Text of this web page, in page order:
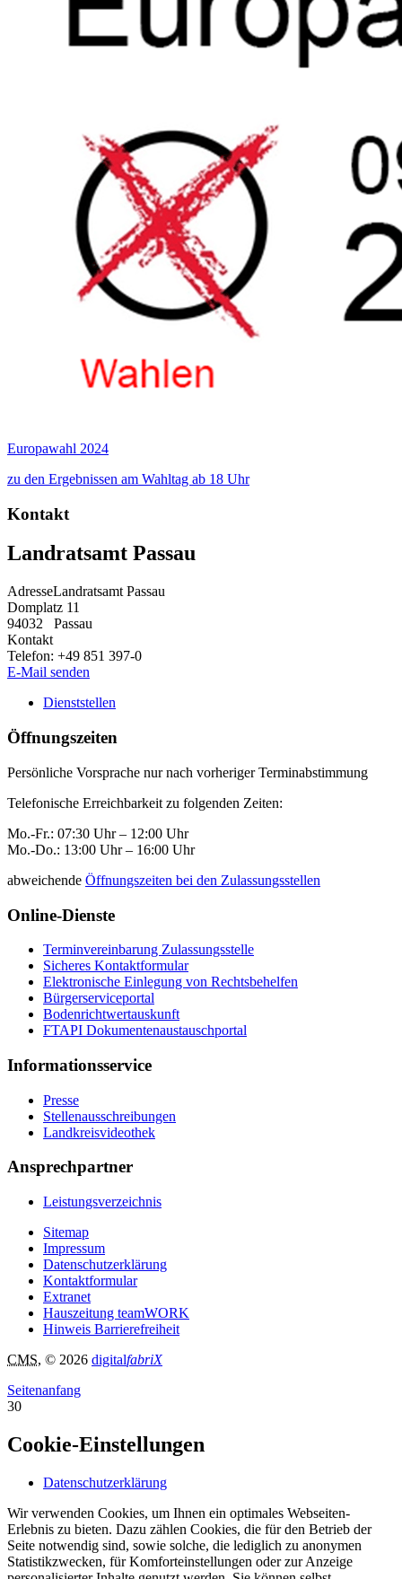
Europawahl 2024
zu den Ergebnissen am Wahltag ab 18 Uhr
Kontakt
Landratsamt Passau
AdresseLandratsamt Passau
Domplatz 11
94032
Passau
Kontakt
Telefon: +49 851 397-0
E-Mail senden
Dienststellen
Öffnungszeiten
Persönliche Vorsprache nur nach vorheriger Terminabstimmung
Telefonische Erreichbarkeit zu folgenden Zeiten:
Mo.-Fr.: 07:30 Uhr – 12:00 Uhr
Mo.-Do.: 13:00 Uhr – 16:00 Uhr
abweichende Öffnungszeiten bei den Zulassungsstellen
Online-Dienste
Terminvereinbarung Zulassungsstelle
Sicheres Kontaktformular
Elektronische Einlegung von Rechtsbehelfen
Bürgerserviceportal
Bodenrichtwertauskunft
FTAPI Dokumentenaustauschportal
Informationsservice
Presse
Stellenausschreibungen
Landkreisvideothek
Ansprechpartner
Leistungsverzeichnis
Sitemap
Impressum
Datenschutzerklärung
Kontaktformular
Extranet
Hauszeitung teamWORK
Hinweis Barrierefreiheit
CMS, © 2026 digitalfabriX
Seitenanfang
30
Cookie-Einstellungen
Datenschutzerklärung
Wir verwenden Cookies, um Ihnen ein optimales Webseiten-
Erlebnis zu bieten. Dazu zählen Cookies, die für den Betrieb der
Seite notwendig sind, sowie solche, die lediglich zu anonymen
Statistikzwecken, für Komforteinstellungen oder zur Anzeige